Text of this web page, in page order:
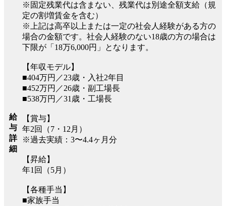
給
与
詳
細
※固定残業代は含まない、残業代は別途全額支給（規
定の割増賃金を含む）
※上記は高卒以上または一定の社会人経験がある方の
場合の金額です。社会人経験のない18歳の方の場合は
下限が「18万6,000円」となります。
【年収モデル】
■404万円／23歳・入社2年目
■452万円／26歳・副工場長
■538万円／31歳・工場長
【賞与】
年2回（7・12月）
※過去実績：3〜4.4ヶ月分
【昇給】
年1回（5月）
【各種手当】
■家族手当